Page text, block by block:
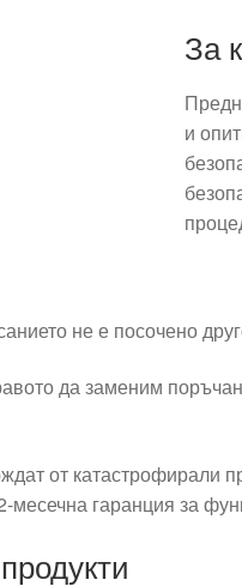
За
и
не е посочено
да заменим
от катастрофирали
месечна гаранция за